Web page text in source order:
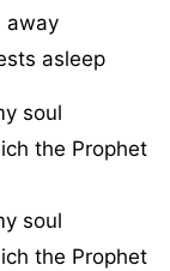
away
asleep
soul
the Prophet
soul
the Prophet